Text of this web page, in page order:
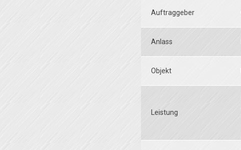
Auftraggeber
Anlass
Objekt
Leistung